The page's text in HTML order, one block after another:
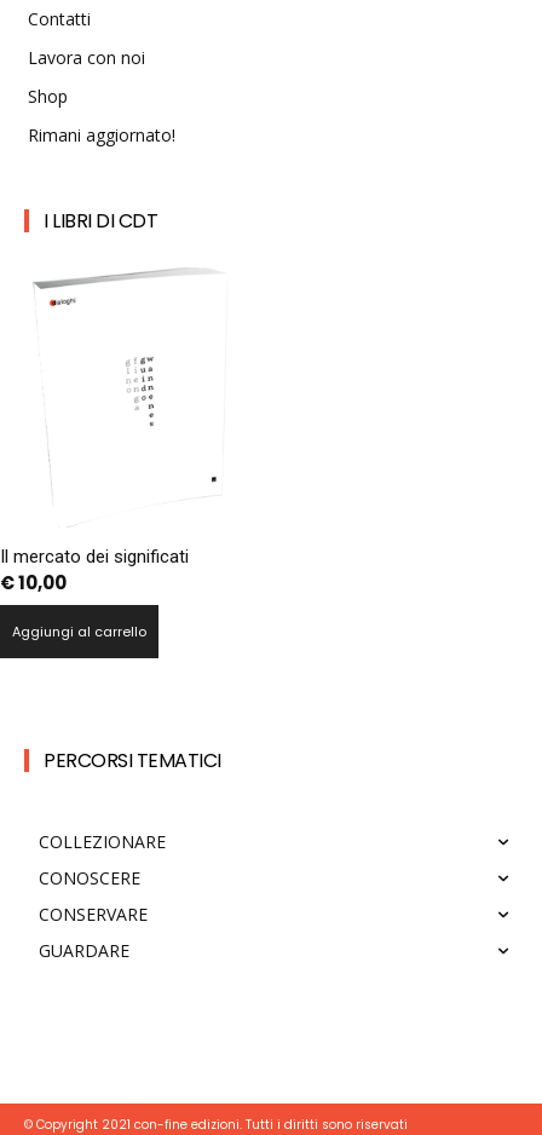
Contatti
Lavora con noi
Shop
Rimani aggiornato!
I LIBRI DI CDT
Il mercato dei significati
€10,00
Aggiungi al carrello
PERCORSI TEMATICI
COLLEZIONARE
CONOSCERE
CONSERVARE
GUARDARE
© Copyright 2021 con-fine edizioni. Tutti i diritti sono riservati